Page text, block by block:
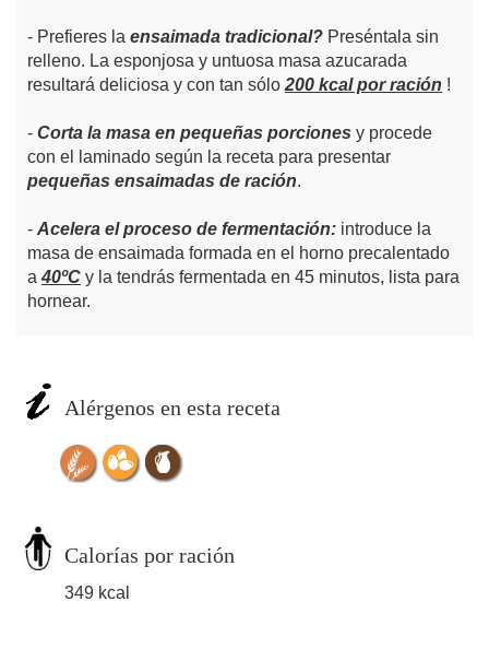
Prefieres la ensaimada tradicional? Preséntala sin
relleno. La esponjosa y untuosa masa azucarada
resultará deliciosa y con tan sólo 200 kcal por ración !
Corta la masa en pequeñas porciones y procede
con el laminado según la receta para presentar
pequeñas ensaimadas de ración.
Acelera el proceso de fermentación: introduce la
masa de ensaimada formada en el horno precalentado
a40ºC y la tendrás fermentada en 45 minutos, lista para
hornear.
Alérgenos en esta receta
Calorías por ración
349 kcal